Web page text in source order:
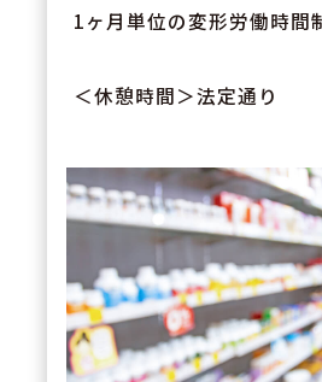
1ヶ月単位の変形労働時間
＜休憩時間＞法定通り